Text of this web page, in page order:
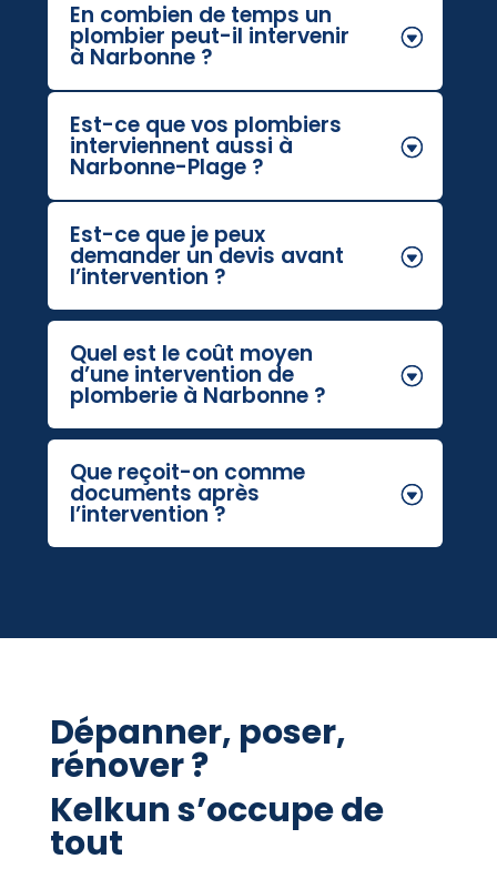
En combien de temps un
plombier peut-il intervenir
à Narbonne ?
Est-ce que vos plombiers
interviennent aussi à
Narbonne-Plage ?
Est-ce que je peux
demander un devis avant
l’intervention ?
Quel est le coût moyen
d’une intervention de
plomberie à Narbonne ?
Que reçoit-on comme
documents après
l’intervention ?
Dépanner, poser,
rénover ?
Kelkun s’occupe de
tout